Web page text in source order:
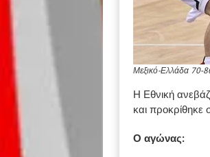
Μεξικό-Ελλάδα 70-
Η Εθνική
και προκρίθηκε
Ο αγώνας: